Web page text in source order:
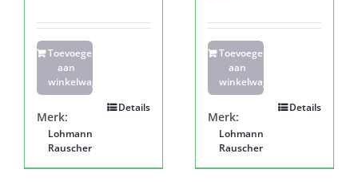
Toevoegen
aan
winkelwagen
Details
Merk:
Lohmann
Rauscher
Toevoegen
aan
winkelwagen
Details
Merk:
Lohmann
Rauscher